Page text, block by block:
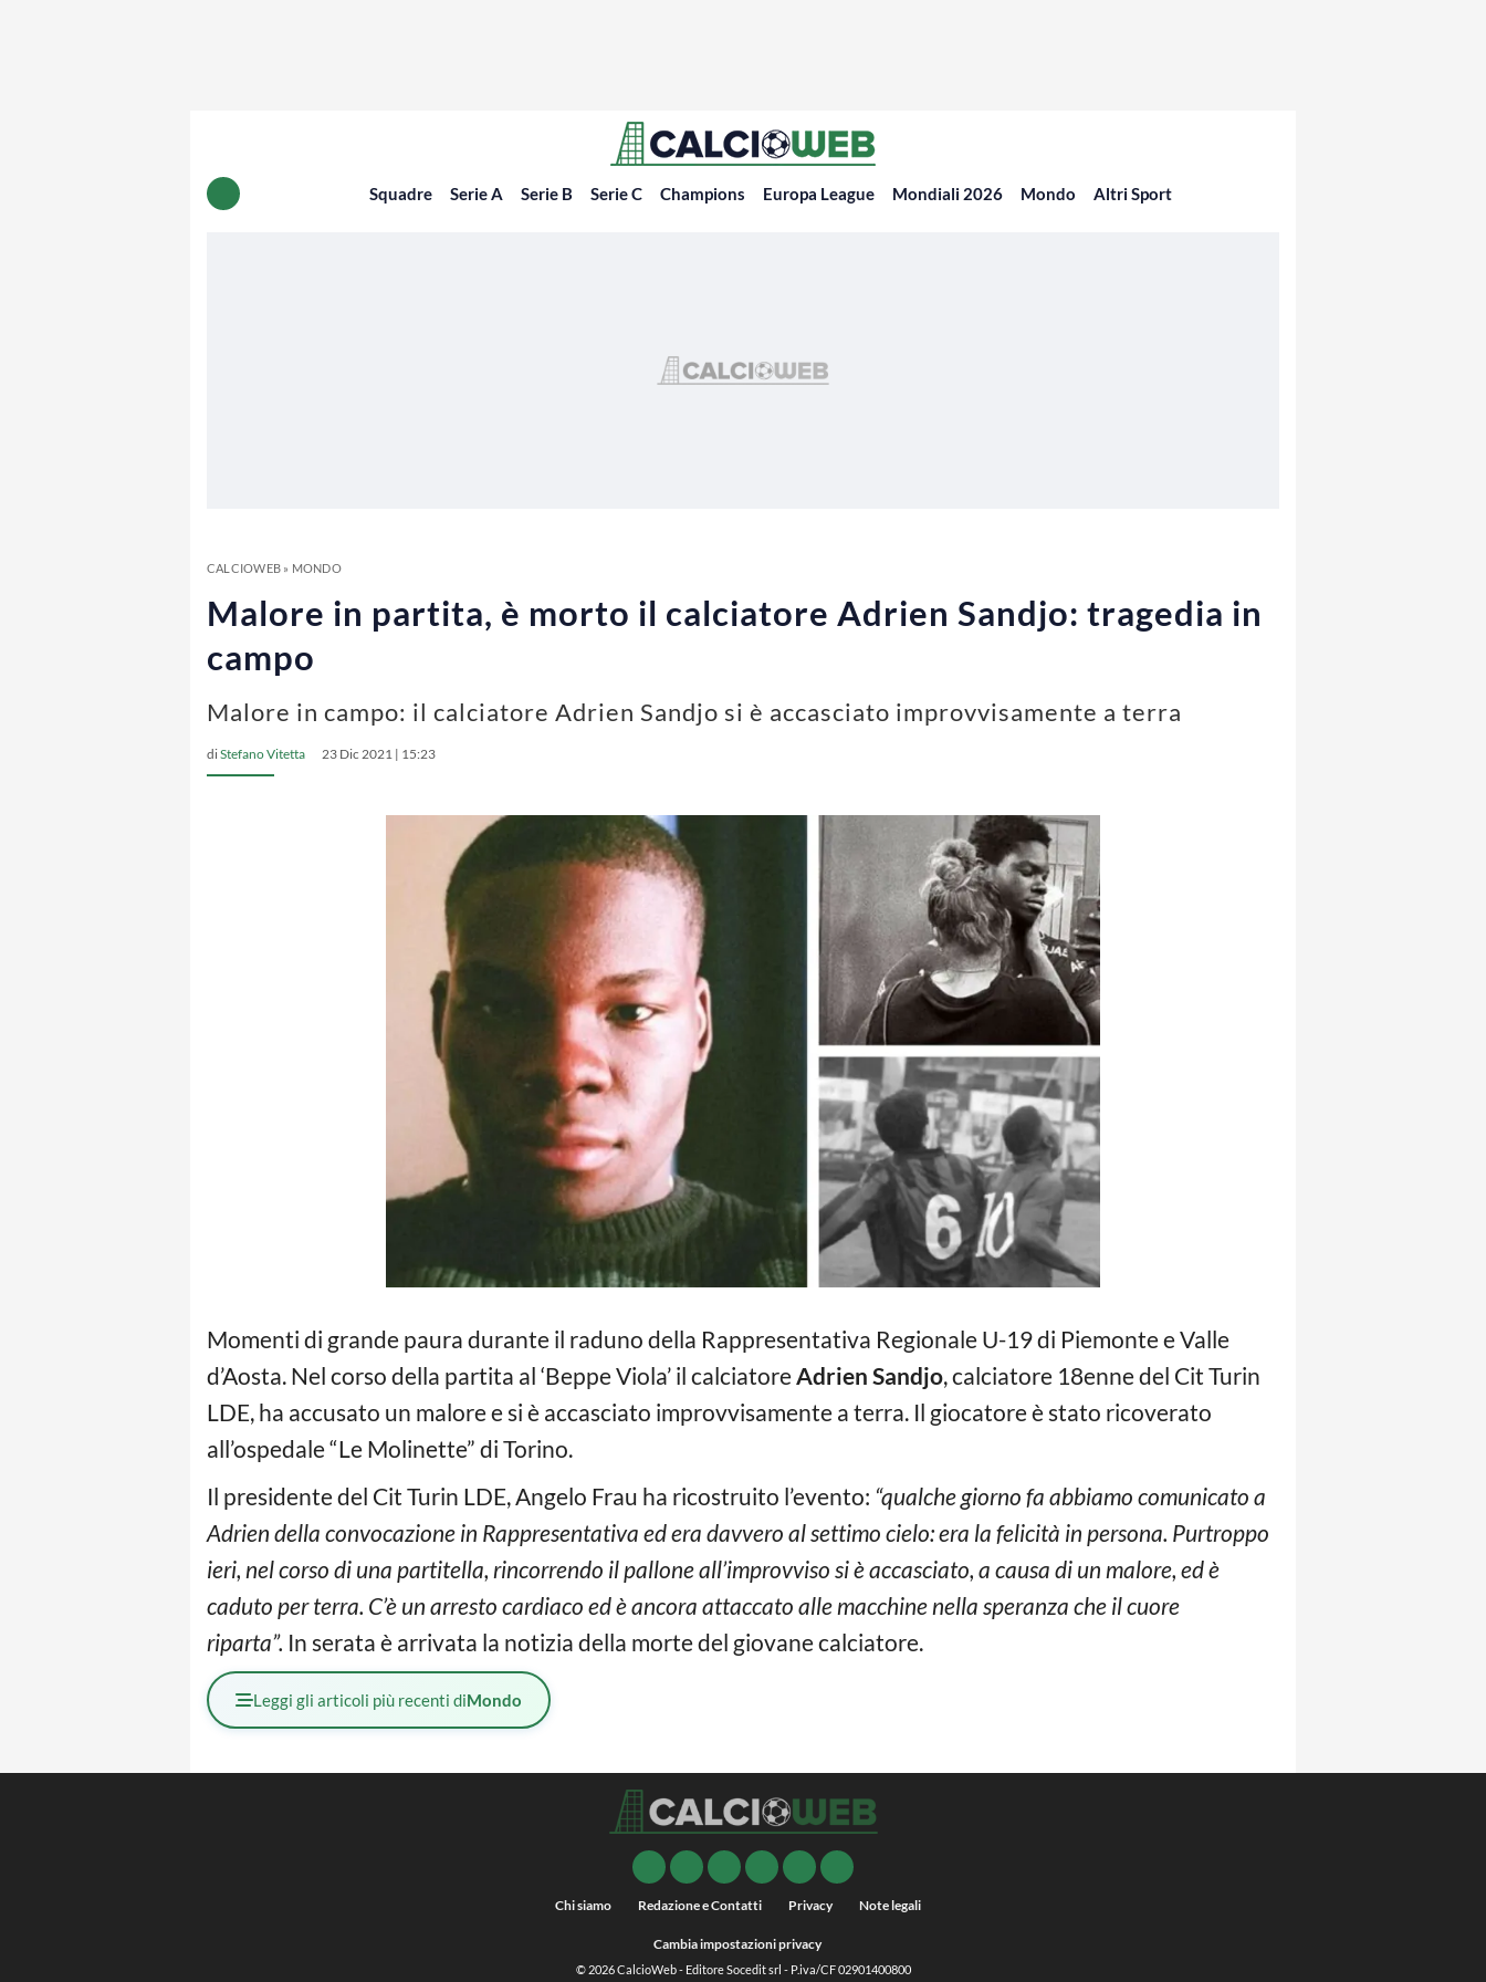
Squadre Serie A Serie B Serie C Champions Europa League Mondiali 2026 Mondo Altri Sport
CALCIOWEB» MONDO
Malore in partita, è morto il calciatore Adrien Sandjo: tragedia in
campo
Malore in campo: il calciatore Adrien Sandjo si è accasciato improvvisamente a terra
diStefano Vitetta 23 Dic 2021 | 15:23
Momenti di grande paura durante il raduno della Rappresentativa Regionale U-19 di Piemonte e Valle
d’Aosta. Nel corso della partita al ‘Beppe Viola’ il calciatoreAdrien Sandjo, calciatore 18enne del Cit Turin
LDE, ha accusato un malore e si è accasciato improvvisamente a terra. Il giocatore è stato ricoverato
all’ospedale “Le Molinette” di Torino.
Il presidente del Cit Turin LDE, Angelo Frau ha ricostruito l’evento: “qualche giorno fa abbiamo comunicato a
Adrien della convocazione in Rappresentativa ed era davvero al settimo cielo: era la felicità in persona. Purtroppo
ieri, nel corso di una partitella, rincorrendo il pallone all’improvviso si è accasciato, a causa di un malore, ed è
caduto per terra. C’è un arresto cardiaco ed è ancora attaccato alle macchine nella speranza che il cuore
riparta”. In serata è arrivata la notizia della morte del giovane calciatore.
Leggi gli articoli più recenti diMondo
Chi siamo Redazione e Contatti Privacy Note legali
Cambia impostazioni privacy
© 2026CalcioWeb- Editore Socedit srl - P.iva/CF 02901400800